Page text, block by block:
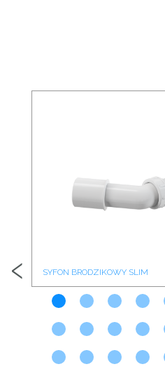
SYFON BRODZIKOWY SLIM
‹